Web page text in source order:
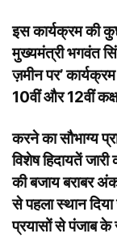
इस कार्यक्रम की
मुख्यमंत्री भगवंत
ज़मीन पर’
10वीं और 12वीं
करने का सौभाग्य
विशेष हिदायतें
की बजाय बराबर
से पहला स्थान
प्रयासों से पंजाब के